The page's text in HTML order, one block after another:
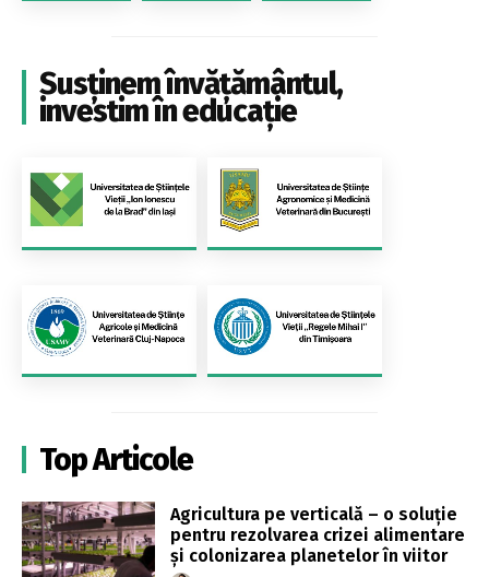
Susținem învățământul,
investim în educație
Top Articole
Agricultura pe verticală – o soluție
pentru rezolvarea crizei alimentare
și colonizarea planetelor în viitor